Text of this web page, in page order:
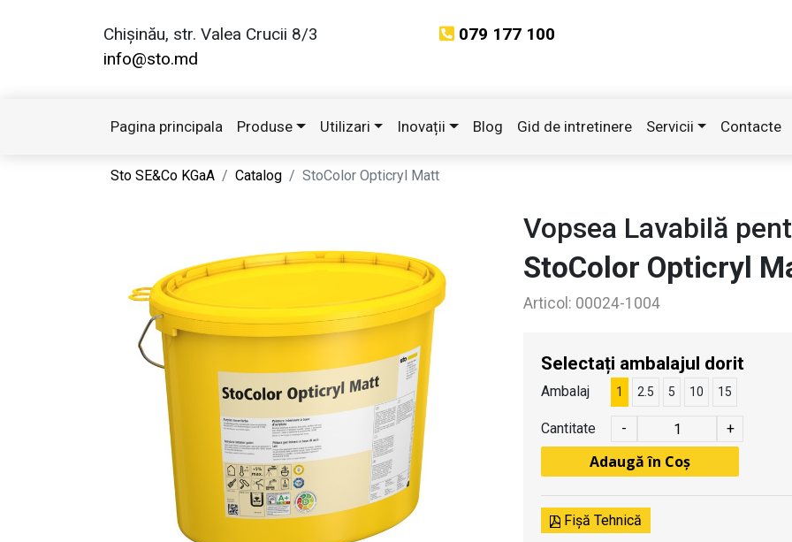
Chișinău, str. Valea Crucii 8/3
info@sto.md
079 177 100
Pagina principala Produse Utilizari Inovații Blog Gid de intretinere Servicii Contacte
Sto SE&Co KGaA Catalog StoColor Opticryl Matt
Vopsea Lavabilă
StoColor Opticryl
Articol: 00024-1004
Selectați ambalajul dorit
Ambalaj 1 2.5 5 10 15
Cantitate - +
Adaugă în Coș
Fișă Tehnică